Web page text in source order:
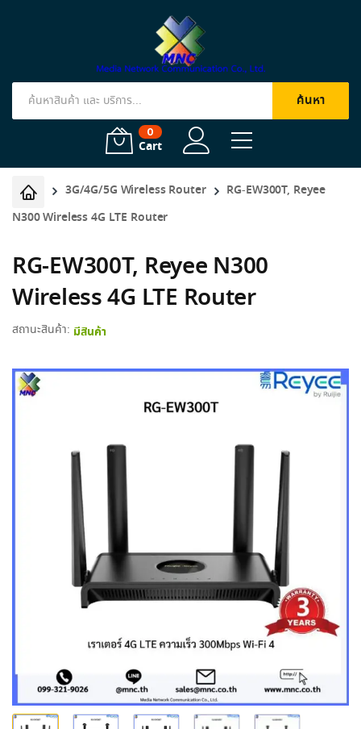
Products
ค้นหา
0
Cart
3G/4G/5G Wireless Router
RG-EW300T, Reyee
N300 Wireless 4G LTE Router
RG-EW300T, Reyee N300
Wireless 4G LTE Router
สถานะสินค้า: มีสินค้า